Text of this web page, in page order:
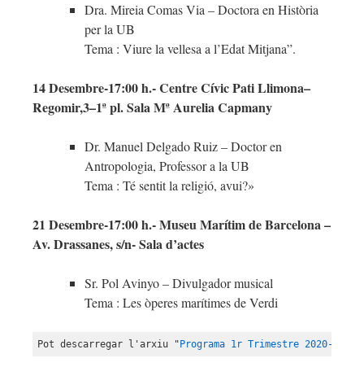
Dra. Mireia Comas Via – Doctora en Història
per la UB
Tema : Viure la vellesa a l’Edat Mitjana”.
14 Desembre-17:00 h.- Centre Cívic Pati Llimona–
Regomir,3–1ª pl. Sala Mª Aurelia Capmany
Dr. Manuel Delgado Ruiz – Doctor en
Antropologia, Professor a la UB
Tema : Té sentit la religió, avui?»
21 Desembre-17:00 h.- Museu Marítim de Barcelona –
Av. Drassanes, s/n- Sala d’actes
Sr. Pol Avinyo – Divulgador musical
Tema : Les òperes marítimes de Verdi
Pot descarregar l'arxiu " Programa 1r Trimestre 2020-2021